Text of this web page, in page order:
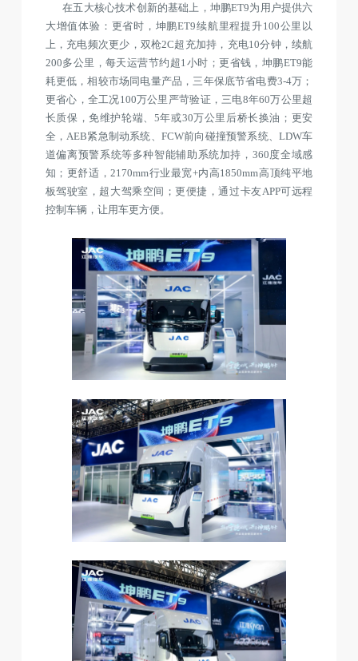
在五大核心技术创新的基础上，坤鹏ET9为用户提供六
大增值体验：更省时，坤鹏ET9续航里程提升100公里以
上，充电频次更少，双枪2C超充加持，充电10分钟，续航
200多公里，每天运营节约超1小时；更省钱，坤鹏ET9能
耗更低，相较市场同电量产品，三年保底节省电费3-4万；
更省心，全工况100万公里严苛验证，三电8年60万公里超
长质保，免维护轮端、5年或30万公里后桥长换油；更安
全，AEB紧急制动系统、FCW前向碰撞预警系统、LDW车
道偏离预警系统等多种智能辅助系统加持，360度全域感
知；更舒适，2170mm行业最宽+内高1850mm高顶纯平地
板驾驶室，超大驾乘空间；更便捷，通过卡友APP可远程
控制车辆，让用车更方便。